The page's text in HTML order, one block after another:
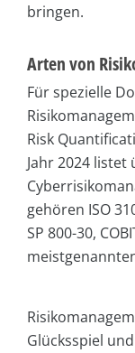
bringen.
Arten von
Für spezielle
Risk
Jahr 2024
gehören ISO
SP 800-30,
Glücksspiel